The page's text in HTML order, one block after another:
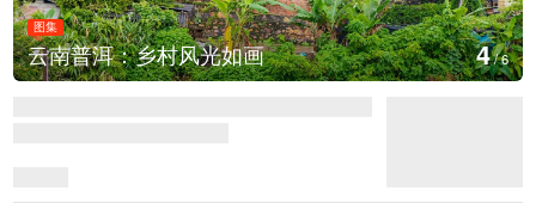
普洱：乡村风光如画
图集
安徽
5/6